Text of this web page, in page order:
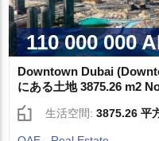
110 000 000
Downtown Dubai
にある土地 3875.26 m2
生活空間:3875.26 平